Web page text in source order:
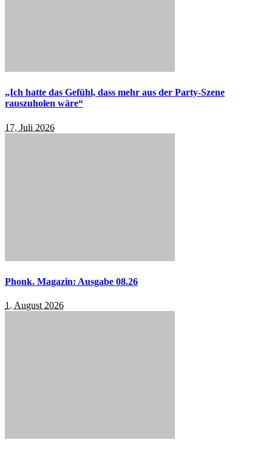
„Ich hatte das Gefühl, dass mehr aus der Party-Szene
rauszuholen wäre“
17. Juli 2026
Phonk. Magazin: Ausgabe 08.26
1. August 2026